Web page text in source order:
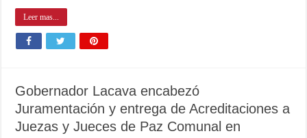
Leer mas...
Gobernador Lacava encabezó
Juramentación y entrega de Acreditaciones a
Juezas y Jueces de Paz Comunal en